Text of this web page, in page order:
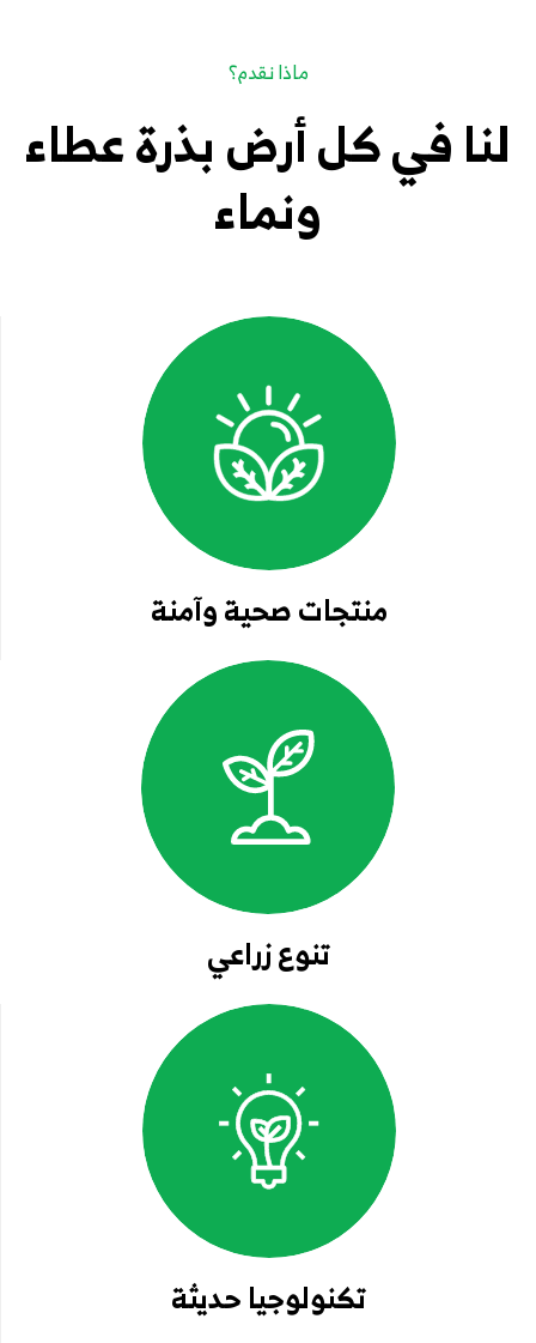
ماذا نقدم؟
لنا في كل أرض بذرة عطاء
ونماء
منتجات صحية وآمنة
تنوع زراعي
تكنولوجيا حديثة